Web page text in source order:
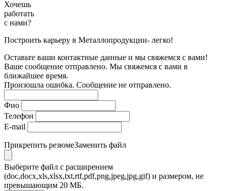
Хочешь
работать
с нами?
Построить карьеру в Металлопродукции- легко!
Оставьте ваши контактные данные и мы свяжемся с вами!
Ваше сообщение отправлено. Мы свяжемся с вами в
ближайшее время.
Произошла ошибка. Сообщение не отправлено.
Фио
Телефон
E-mail
Прикрепить резюмеЗаменить файл
Выберите файл с расширением
(doc,docx,xls,xlsx,txt,rtf,pdf,png,jpeg,jpg,gif) и размером, не
превышающим 20 МБ.